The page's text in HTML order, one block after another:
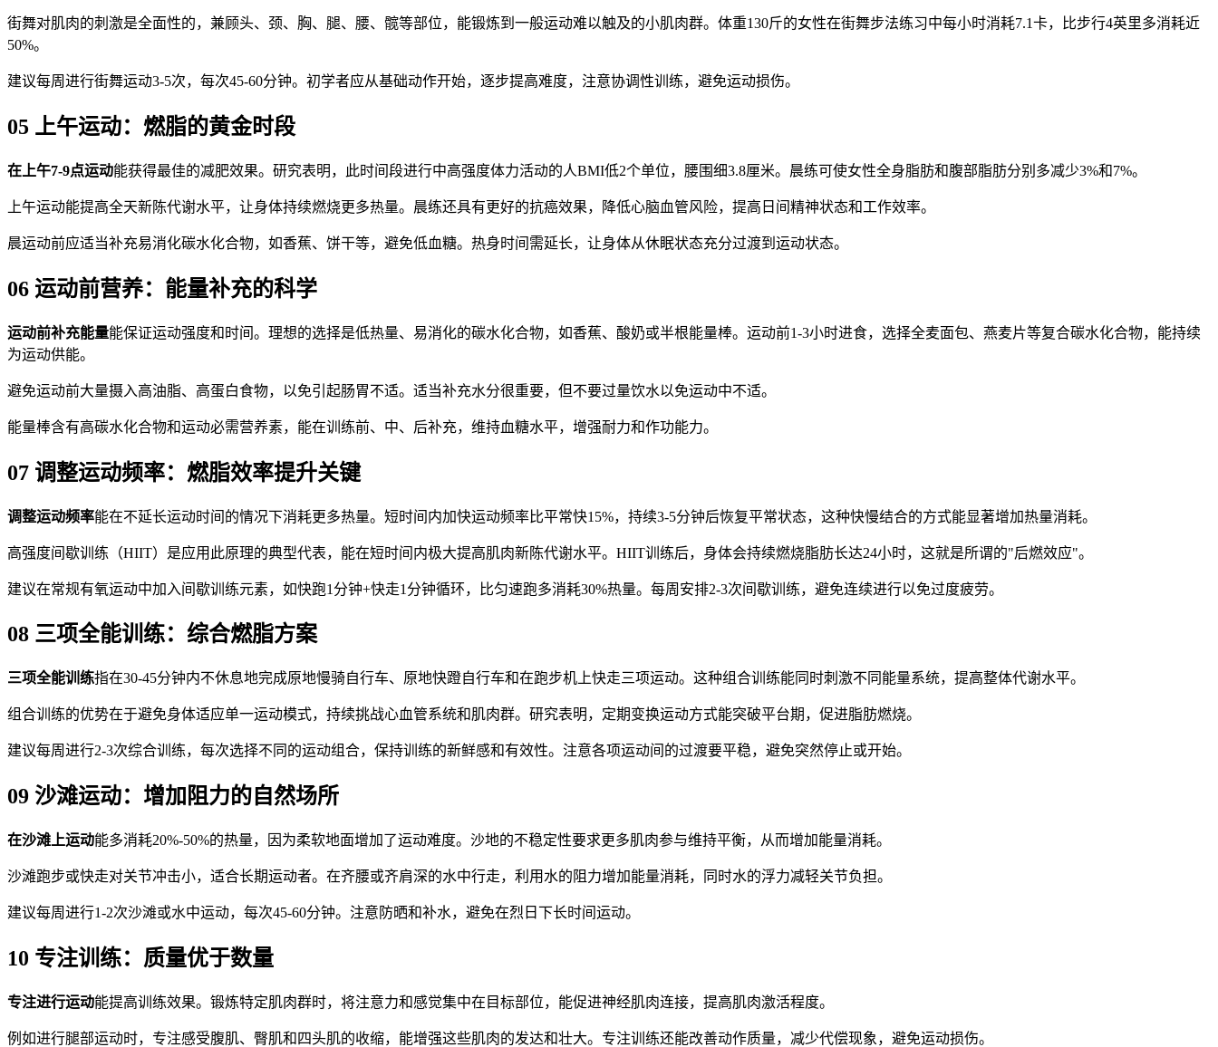
街舞对肌肉的刺激是全面性的，兼顾头、颈、胸、腿、腰、髋等部位，能锻炼到一般运动难以触及的小肌肉群。体重130斤的女性在街舞步法练习中每小时消耗7.1卡，比步行4英里多消耗近
50%。
建议每周进行街舞运动3-5次，每次45-60分钟。初学者应从基础动作开始，逐步提高难度，注意协调性训练，避免运动损伤。
05 上午运动：燃脂的黄金时段
在上午7-9点运动能获得最佳的减肥效果。研究表明，此时间段进行中高强度体力活动的人BMI低2个单位，腰围细3.8厘米。晨练可使女性全身脂肪和腹部脂肪分别多减少3%和7%。
上午运动能提高全天新陈代谢水平，让身体持续燃烧更多热量。晨练还具有更好的抗癌效果，降低心脑血管风险，提高日间精神状态和工作效率。
晨运动前应适当补充易消化碳水化合物，如香蕉、饼干等，避免低血糖。热身时间需延长，让身体从休眠状态充分过渡到运动状态。
06 运动前营养：能量补充的科学
运动前补充能量能保证运动强度和时间。理想的选择是低热量、易消化的碳水化合物，如香蕉、酸奶或半根能量棒。运动前1-3小时进食，选择全麦面包、燕麦片等复合碳水化合物，能持续
为运动供能。
避免运动前大量摄入高油脂、高蛋白食物，以免引起肠胃不适。适当补充水分很重要，但不要过量饮水以免运动中不适。
能量棒含有高碳水化合物和运动必需营养素，能在训练前、中、后补充，维持血糖水平，增强耐力和作功能力。
07 调整运动频率：燃脂效率提升关键
调整运动频率能在不延长运动时间的情况下消耗更多热量。短时间内加快运动频率比平常快15%，持续3-5分钟后恢复平常状态，这种快慢结合的方式能显著增加热量消耗。
高强度间歇训练（HIIT）是应用此原理的典型代表，能在短时间内极大提高肌肉新陈代谢水平。HIIT训练后，身体会持续燃烧脂肪长达24小时，这就是所谓的"后燃效应"。
建议在常规有氧运动中加入间歇训练元素，如快跑1分钟+快走1分钟循环，比匀速跑多消耗30%热量。每周安排2-3次间歇训练，避免连续进行以免过度疲劳。
08 三项全能训练：综合燃脂方案
三项全能训练指在30-45分钟内不休息地完成原地慢骑自行车、原地快蹬自行车和在跑步机上快走三项运动。这种组合训练能同时刺激不同能量系统，提高整体代谢水平。
组合训练的优势在于避免身体适应单一运动模式，持续挑战心血管系统和肌肉群。研究表明，定期变换运动方式能突破平台期，促进脂肪燃烧。
建议每周进行2-3次综合训练，每次选择不同的运动组合，保持训练的新鲜感和有效性。注意各项运动间的过渡要平稳，避免突然停止或开始。
09 沙滩运动：增加阻力的自然场所
在沙滩上运动能多消耗20%-50%的热量，因为柔软地面增加了运动难度。沙地的不稳定性要求更多肌肉参与维持平衡，从而增加能量消耗。
沙滩跑步或快走对关节冲击小，适合长期运动者。在齐腰或齐肩深的水中行走，利用水的阻力增加能量消耗，同时水的浮力减轻关节负担。
建议每周进行1-2次沙滩或水中运动，每次45-60分钟。注意防晒和补水，避免在烈日下长时间运动。
10 专注训练：质量优于数量
专注进行运动能提高训练效果。锻炼特定肌肉群时，将注意力和感觉集中在目标部位，能促进神经肌肉连接，提高肌肉激活程度。
例如进行腿部运动时，专注感受腹肌、臀肌和四头肌的收缩，能增强这些肌肉的发达和壮大。专注训练还能改善动作质量，减少代偿现象，避免运动损伤。